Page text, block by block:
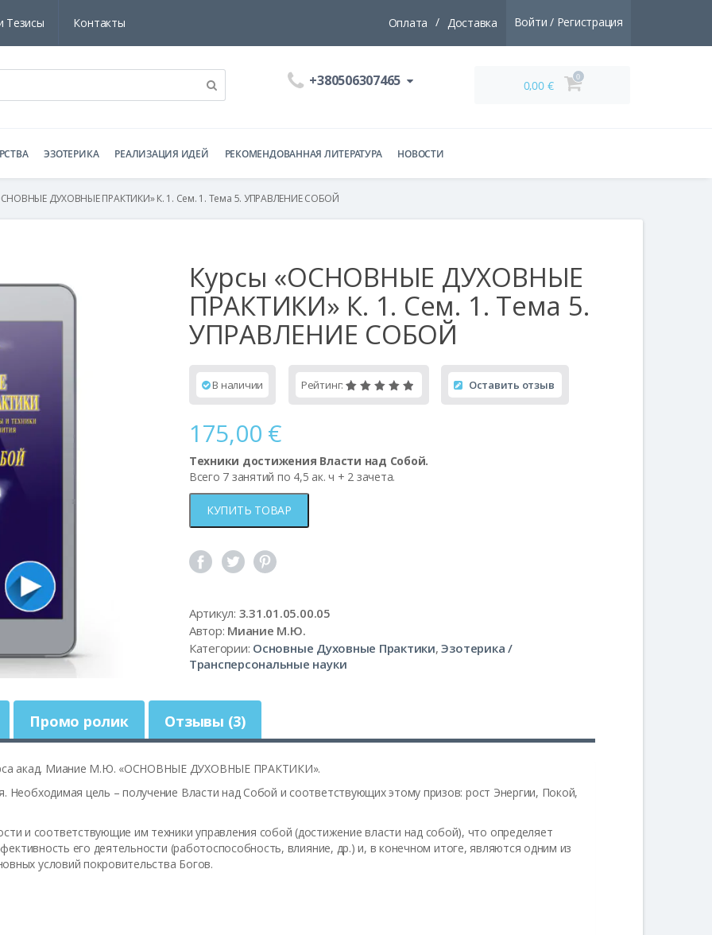
Тезисы Контакты Оплата / Доставка Войти / Регистрация
+380506307465 0,00 €
0
ЭЗОТЕРИКА РЕАЛИЗАЦИЯ ИДЕЙ РЕКОМЕНДОВАННАЯ ЛИТЕРАТУРА НОВОСТИ
ДУХОВНЫЕ ПРАКТИКИ» К. 1. Сем. 1. Тема 5. УПРАВЛЕНИЕ СОБОЙ
Курсы «ОСНОВНЫЕ ДУХОВНЫЕ
ПРАКТИКИ» К. 1. Сем. 1. Тема 5.
УПРАВЛЕНИЕ СОБОЙ
В наличии Рейтинг:
Рейтинг5.00
3
Оставить отзыв
175,00 €
Техники достижения Власти над Собой.
Всего 7 занятий по 4,5 ак. ч + 2 зачета.
КУПИТЬ ТОВАР
Артикул: 3.31.01.05.00.05
Автор: Миание М.Ю.
Категории: Основные Духовные Практики,Эзотерика /
Трансперсональные науки
Промо ролик Отзывы (3)
акад. Миание М.Ю. «ОСНОВНЫЕ ДУХОВНЫЕ ПРАКТИКИ».
Необходимая цель – получение Власти над Собой и соответствующих этому призов: рост Энергии, Покой,
и соответствующие им техники управления собой (достижение власти над собой), что определяет
его деятельности (работоспособность, влияние, др.) и, в конечном итоге, являются одним из
условий покровительства Богов.